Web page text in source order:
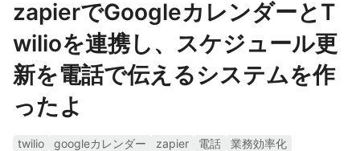
zapierでGoogleカレンダーとT
wilioを連携し、スケジュール更
新を電話で伝えるシステムを作
ったよ
twilio googleカレンダー zapier 電話
業務効率化